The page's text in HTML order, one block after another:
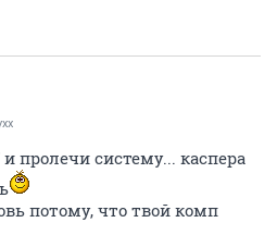
и пролечи систему... каспера
потому, что твой комп